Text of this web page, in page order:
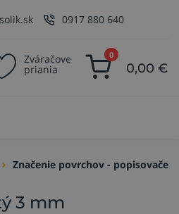
0917 880 640
Zváračove
priania
0
0,00 €
Značenie povrchov - popisovače
3 mm